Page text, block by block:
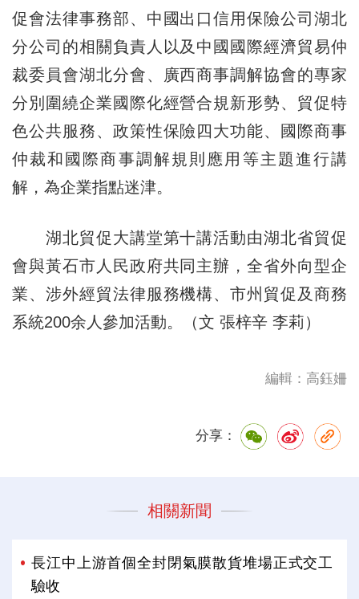
促會法律事務部、中國出口信用保險公司湖北
分公司的相關負責人以及中國國際經濟貿易仲
裁委員會湖北分會、廣西商事調解協會的專家
分別圍繞企業國際化經營合規新形勢、貿促特
色公共服務、政策性保險四大功能、國際商事
仲裁和國際商事調解規則應用等主題進行講
解，為企業指點迷津。
湖北貿促大講堂第十講活動由湖北省貿促
會與黃石市人民政府共同主辦，全省外向型企
業、涉外經貿法律服務機構、市州貿促及商務
系統200余人參加活動。（文 張梓辛 李莉）
編輯：高鈺姍
分享：
相關新聞
長江中上游首個全封閉氣膜散貨堆場正式交工
驗收